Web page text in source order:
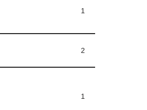
1
2
1